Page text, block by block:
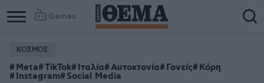
Games
Column
1
Column
2
ΚΟΣΜΟΣ
Meta TikTok Ιταλία Αυτοκτονία Γονείς Κόρη
Instagram Social Media